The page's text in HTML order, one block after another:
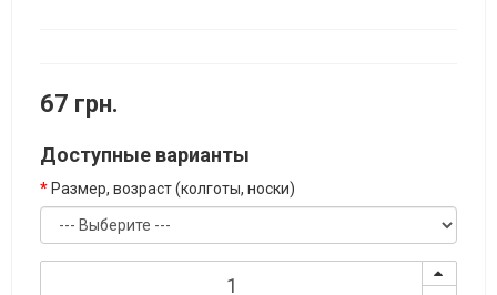
67 грн.
Доступные варианты
Размер, возраст (колготы, носки)